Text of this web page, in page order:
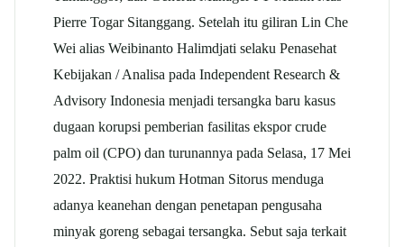
Pierre Togar Sitanggang. Setelah itu giliran Lin Che
Wei alias Weibinanto Halimdjati selaku Penasehat
Kebijakan / Analisa pada Independent Research &
Advisory Indonesia menjadi tersangka baru kasus
dugaan korupsi pemberian fasilitas ekspor crude
palm oil (CPO) dan turunannya pada Selasa, 17 Mei
2022. Praktisi hukum Hotman Sitorus menduga
adanya keanehan dengan penetapan pengusaha
minyak goreng sebagai tersangka. Sebut saja terkait